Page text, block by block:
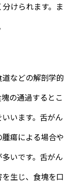
けられます。ま
などの解剖学的
の通過するとこ
います。舌がん
瘍による場合や
いです。舌がん
生じ、食塊を口